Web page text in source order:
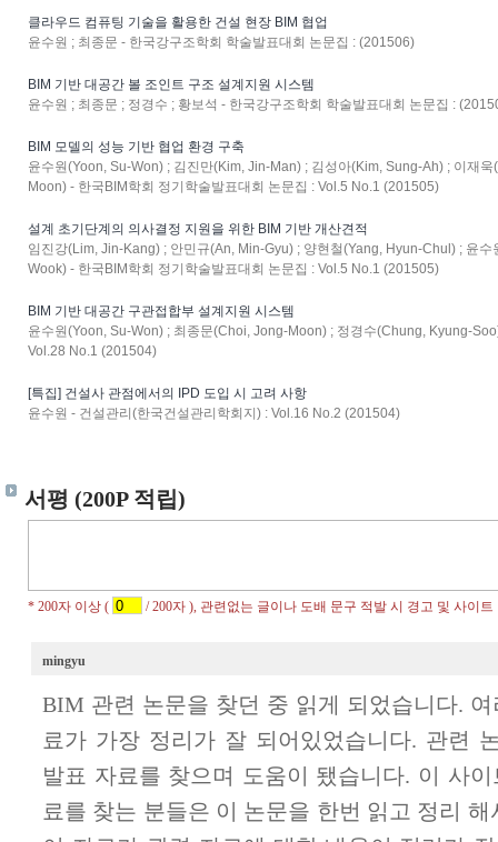
클라우드 컴퓨팅 기술을 활용한 건설 현장 BIM 협업
윤수원 ; 최종문 - 한국강구조학회 학술발표대회 논문집 : (201506)
BIM 기반 대공간 볼 조인트 구조 설계지원 시스템
윤수원 ; 최종문 ; 정경수 ; 황보석 - 한국강구조학회 학술발표대회 논문집 :
BIM 모델의 성능 기반 협업 환경 구축
윤수원(Yoon, Su-Won) ; 김진만(Kim, Jin-Man) ; 김성아(Kim, Sung-Ah) ; 이재
Moon) - 한국BIM학회 정기학술발표대회 논문집 : Vol.5 No.1 (201505)
설계 초기단계의 의사결정 지원을 위한 BIM 기반 개산견적
임진강(Lim, Jin-Kang) ; 안민규(An, Min-Gyu) ; 양현철(Yang, Hyun-Chul) ; 윤
Wook) - 한국BIM학회 정기학술발표대회 논문집 : Vol.5 No.1 (201505)
BIM 기반 대공간 구관접합부 설계지원 시스템
윤수원(Yoon, Su-Won) ; 최종문(Choi, Jong-Moon) ; 정경수(Chung, Kyung-
Vol.28 No.1 (201504)
[특집] 건설사 관점에서의 IPD 도입 시 고려 사항
윤수원 - 건설관리(한국건설관리학회지) : Vol.16 No.2 (201504)